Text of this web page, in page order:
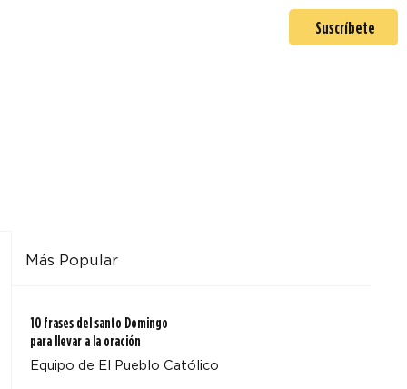
Suscríbete
Más Popular
10 frases del santo Domingo
para llevar a la oración
Equipo de El Pueblo Católico